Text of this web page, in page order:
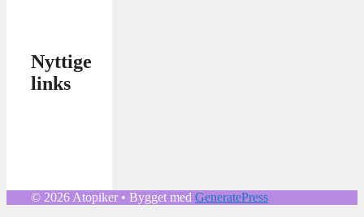
Nyttige
links
© 2026 Atopiker • Bygget med GeneratePress